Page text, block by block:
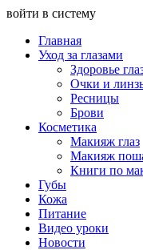
войти в систему
Главная
Уход за глазами
Здоровье
Очки и
Ресницы
Брови
Косметика
Макияж глаз
Макияж
Книги по
Губы
Кожа
Питание
Видео уроки
Новости